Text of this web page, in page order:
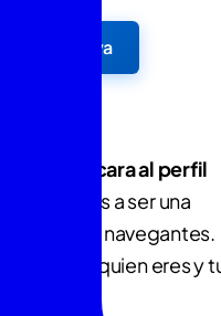
por reserva
de cara al perfil
Aspiramos a ser una
y navegantes.
contar quien eres y